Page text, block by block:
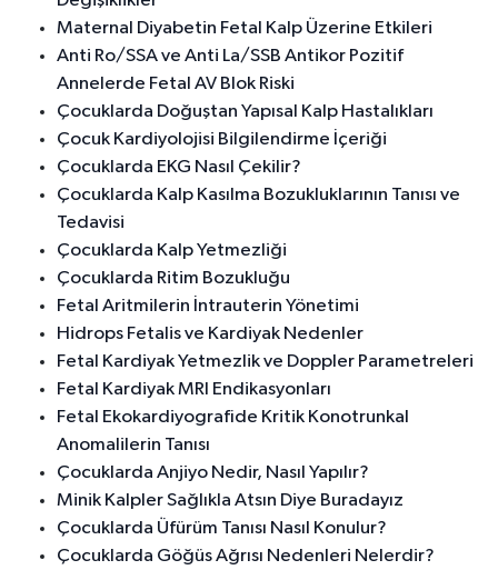
Maternal Diyabetin Fetal Kalp Üzerine Etkileri
Anti Ro/SSA ve Anti La/SSB Antikor Pozitif
Annelerde Fetal AV Blok Riski
Çocuklarda Doğuştan Yapısal Kalp Hastalıkları
Çocuk Kardiyolojisi Bilgilendirme İçeriği
Çocuklarda EKG Nasıl Çekilir?
Çocuklarda Kalp Kasılma Bozukluklarının Tanısı ve
Tedavisi
Çocuklarda Kalp Yetmezliği
Çocuklarda Ritim Bozukluğu
Fetal Aritmilerin İntrauterin Yönetimi
Hidrops Fetalis ve Kardiyak Nedenler
Fetal Kardiyak Yetmezlik ve Doppler Parametreleri
Fetal Kardiyak MRI Endikasyonları
Fetal Ekokardiyografide Kritik Konotrunkal
Anomalilerin Tanısı
Çocuklarda Anjiyo Nedir, Nasıl Yapılır?
Minik Kalpler Sağlıkla Atsın Diye Buradayız
Çocuklarda Üfürüm Tanısı Nasıl Konulur?
Çocuklarda Göğüs Ağrısı Nedenleri Nelerdir?